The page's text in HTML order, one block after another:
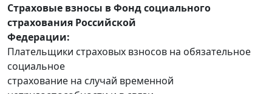
Страховые взносы в Фонд социального
страхования Российской
Федерации:
Плательщики страховых взносов на обязательное
социальное
страхование на случай временной